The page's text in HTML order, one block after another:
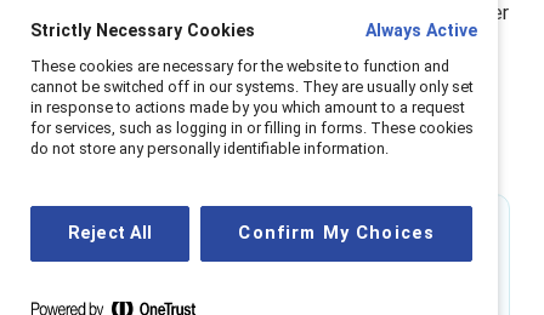
fondé sur une recherche approfondie, MARC fait passer
l'inclusivité d'un idéal à une véritable pratique de
leadership partagé qui renforce la confiance,
l'engagement et la performance commerciale au sein
de l'organisation.
31%
Strictly Necessary Cookies Always Active
These cookies are necessary for the website to function and
cannot be switched off in our systems. They are usually only set
in response to actions made by you which amount to a request
for services, such as logging in or filling in forms. These cookies
do not store any personally identifiable information.
Reject All Confirm My Choices